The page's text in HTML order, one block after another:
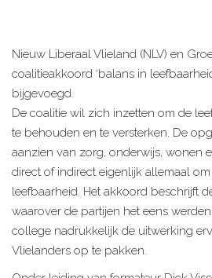
Nieuw Liberaal Vlieland (NLV) en
coalitieakkoord ‘balans in
bijgevoegd.
De coalitie wil zich inzetten om de
te behouden en te versterken. De
aanzien van zorg, onderwijs, wonen
direct of indirect eigenlijk allemaal
leefbaarheid. Het akkoord beschrijft
waarover de partijen het eens
college nadrukkelijk de uitwerking
Vlielanders op te pakken.